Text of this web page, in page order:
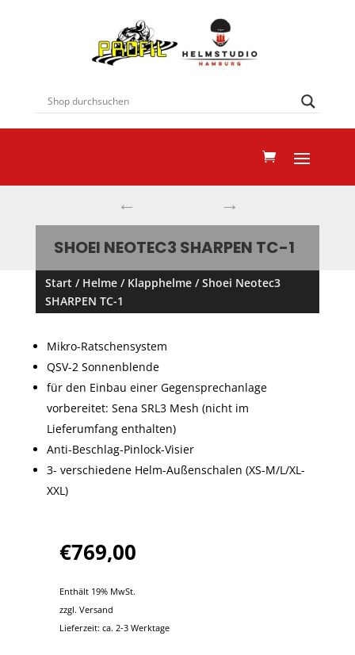
← →
SHOEI NEOTEC3 SHARPEN TC-1
Start / Helme/ Klapphelme/ Shoei Neotec3
SHARPEN TC-1
Mikro-Ratschensystem
QSV-2 Sonnenblende
für den Einbau einer Gegensprechanlage
vorbereitet: Sena SRL3 Mesh (nicht im
Lieferumfang enthalten)
Anti-Beschlag-Pinlock-Visier
3- verschiedene Helm-Außenschalen (XS-M/L/XL-
XXL)
€769,00
Enthält 19% MwSt.
zzgl. Versand
Lieferzeit: ca. 2-3 Werktage